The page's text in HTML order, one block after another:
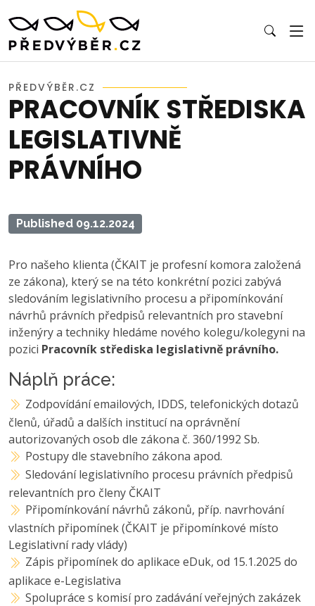
PŘEDVÝBĚR.CZ
PRACOVNÍK STŘEDISKA
LEGISLATIVNĚ
PRÁVNÍHO
Published 09.12.2024
Pro našeho klienta (ČKAIT je profesní komora založená
ze zákona), který se na této konkrétní pozici zabývá
sledováním legislativního procesu a připomínkování
návrhů právních předpisů relevantních pro stavební
inženýry a techniky hledáme nového kolegu/kolegyni na
pozici Pracovník střediska legislativně právního.
Náplň práce:
Zodpovídání emailových, IDDS, telefonických dotazů
členů, úřadů a dalších institucí na oprávnění
autorizovaných osob dle zákona č. 360/1992 Sb.
Postupy dle stavebního zákona apod.
Sledování legislativního procesu právních předpisů
relevantních pro členy ČKAIT
Připomínkování návrhů zákonů, příp. navrhování
vlastních připomínek (ČKAIT je připomínkové místo
Legislativní rady vlády)
Zápis připomínek do aplikace eDuk, od 15.1.2025 do
aplikace e-Legislativa
Spolupráce s komisí pro zadávání veřejných zakázek